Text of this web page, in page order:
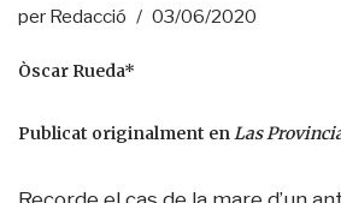
per Redacció 03/06/2020
Òscar Rueda*
Publicat originalment enLas